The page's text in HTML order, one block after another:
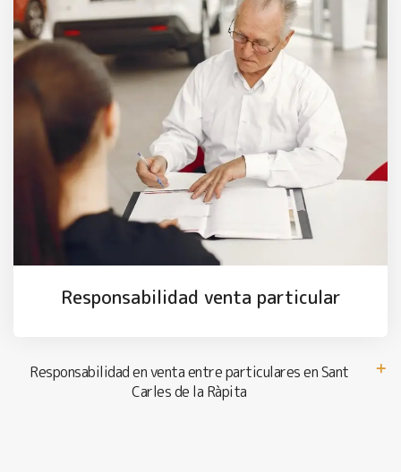
Responsabilidad venta particular
Responsabilidad en venta entre particulares en Sant
Carles de la Ràpita